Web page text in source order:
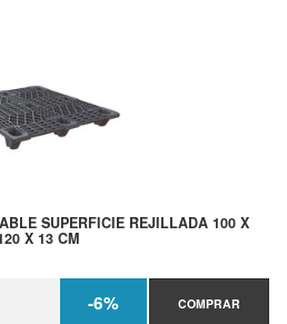
SUPERFICIE REJILLADA 100 X
X 13 CM
-6% COMPRAR